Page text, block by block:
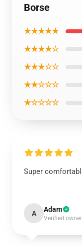
Borse
★★★★★
★★★★☆
★★★☆☆
★★☆☆☆
★☆☆☆☆
Super
A Adam
Verified owner